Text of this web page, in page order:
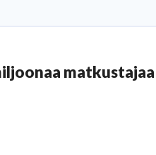
matkustajaa